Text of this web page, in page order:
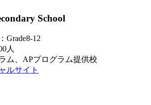
School
Grade8-12
人
ム、APプログラム提供校
ルサイト